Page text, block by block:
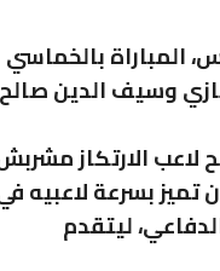
المباراة بالخماسي
وسيف الدين صالح
لاعب الارتكاز
تميز بسرعة لاعبيه
ليتقدم